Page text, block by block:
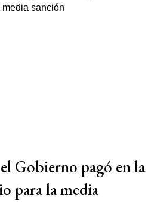
Gobierno pagó en la
para la media